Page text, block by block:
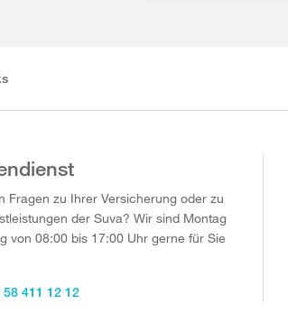
Fragen zu Ihrer Versicherung oder zu
der Suva? Wir sind Montag
von 08:00 bis 17:00 Uhr gerne für Sie
58 411 12 12